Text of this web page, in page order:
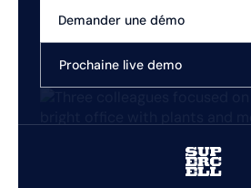
Demander une démo
Prochaine live demo